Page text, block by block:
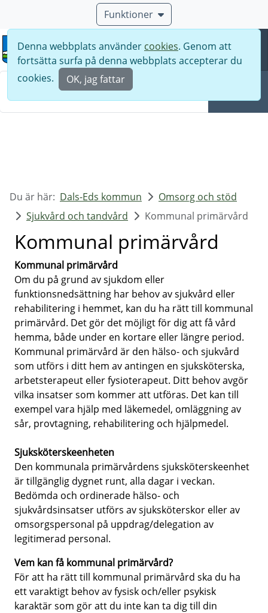
Funktioner
Meny
Denna webbplats använder cookies. Genom att
fortsätta surfa på denna webbplats accepterar du
cookies.
OK, jag fattar
Du är här: Dals-Eds kommun
Omsorg och stöd
Sjukvård och tandvård
Kommunal primärvård
Kommunal primärvård
Kommunal primärvård
Om du på grund av sjukdom eller
funktionsnedsättning har behov av sjukvård eller
rehabilitering i hemmet, kan du ha rätt till kommunal
primärvård. Det gör det möjligt för dig att få vård
hemma, både under en kortare eller längre period.
Kommunal primärvård är den hälso- och sjukvård
som utförs i ditt hem av antingen en sjuksköterska,
arbetsterapeut eller fysioterapeut. Ditt behov avgör
vilka insatser som kommer att utföras. Det kan till
exempel vara hjälp med läkemedel, omläggning av
sår, provtagning, rehabilitering och hjälpmedel.
Sjuksköterskeenheten
Den kommunala primärvårdens sjuksköterskeenhet
är tillgänglig dygnet runt, alla dagar i veckan.
Bedömda och ordinerade hälso- och
sjukvårdsinsatser utförs av sjuksköterskor eller av
omsorgspersonal på uppdrag/delegation av
legitimerad personal.
Vem kan få kommunal primärvård?
För att ha rätt till kommunal primärvård ska du ha
ett varaktigt behov av fysisk och/eller psykisk
karaktär som gör att du inte kan ta dig till din